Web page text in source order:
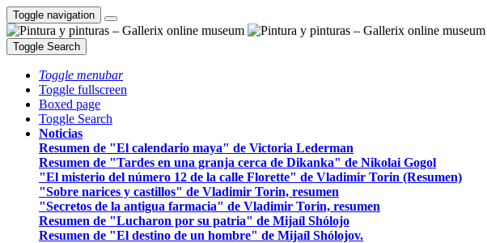
Toggle navigation
Toggle Search
Toggle menubar
Toggle fullscreen
Boxed page
Toggle Search
Noticias
Resumen de "El calendario maya" de Victoria Lederman
Resumen de "Tardes en una granja cerca de Dikanka" de Nikolai Gogol
"El misterio del número 12 de la calle Florette" de Vladimir Torin (Resumen)
"Sobre narices y castillos" de Vladimir Torin, resumen
"Secretos de la antigua farmacia" de Vladimir Torin, resumen
Resumen de "Lucharon por su patria" de Mijaíl Shólojo
Resumen de "El destino de un hombre" de Mijaíl Shólojov.